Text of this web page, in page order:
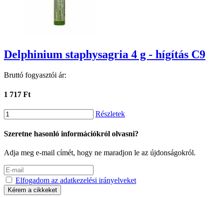
Delphinium staphysagria 4 g - hígítás C9
Bruttó fogyasztói ár:
1 717 Ft
Részletek
Szeretne hasonló információkról olvasni?
Adja meg e-mail címét, hogy ne maradjon le az újdonságokról.
Elfogadom az adatkezelési irányelveket
Kérem a cikkeket